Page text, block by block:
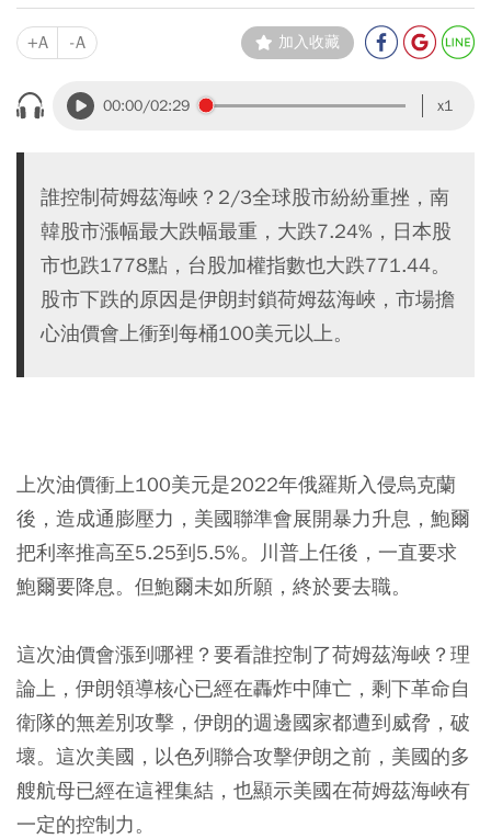
+A -A 加入收藏
00:00/02:29 x1
誰控制荷姆茲海峽？2/3全球股市紛紛重挫，南
韓股市漲幅最大跌幅最重，大跌7.24%，日本股
市也跌1778點，台股加權指數也大跌771.44。
股市下跌的原因是伊朗封鎖荷姆茲海峽，市場擔
心油價會上衝到每桶100美元以上。
上次油價衝上100美元是2022年俄羅斯入侵烏克蘭
後，造成通膨壓力，美國聯準會展開暴力升息，鮑爾
把利率推高至5.25到5.5%。川普上任後，一直要求
鮑爾要降息。但鮑爾未如所願，終於要去職。
這次油價會漲到哪裡？要看誰控制了荷姆茲海峽？理
論上，伊朗領導核心已經在轟炸中陣亡，剩下革命自
衛隊的無差別攻擊，伊朗的週邊國家都遭到威脅，破
壞。這次美國，以色列聯合攻擊伊朗之前，美國的多
艘航母已經在這裡集結，也顯示美國在荷姆茲海峽有
一定的控制力。